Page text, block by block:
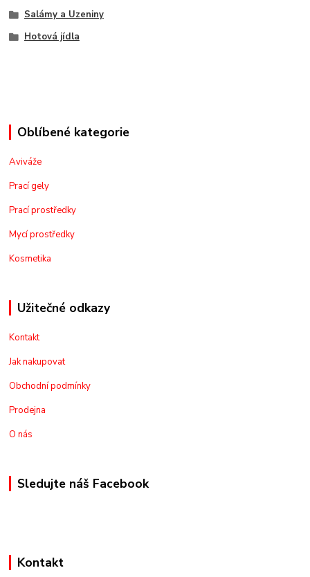
Salámy a Uzeniny
Hotová jídla
Oblíbené kategorie
Aviváže
Prací gely
Prací prostředky
Mycí prostředky
Kosmetika
Užitečné odkazy
Kontakt
Jak nakupovat
Obchodní podmínky
Prodejna
O nás
Sledujte náš Facebook
Kontakt